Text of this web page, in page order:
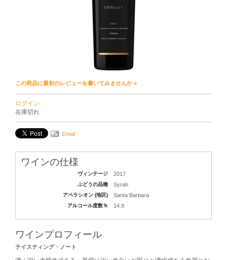
この商品に最初のレビューを書いてみませんか »
ログイン
在庫切れ
Email
ワインの仕様
ヴィンテージ 2017
ぶどうの品種 Syrah
アペラシオン (地区) Santa Barbara
アルコール度数％ 14.9
ワインプロフィール
テイスティング・ノート